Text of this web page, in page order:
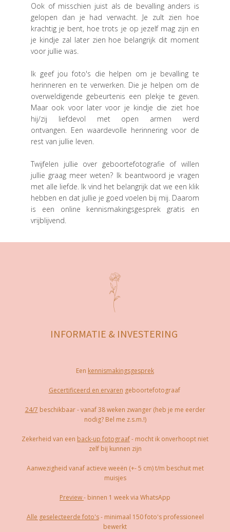
Ook of misschien juist als de bevalling anders is
gelopen dan je had verwacht. Je zult zien hoe
krachtig je bent, hoe trots je op jezelf mag zijn en
je kindje zal later zien hoe belangrijk dit moment
voor jullie was.
Ik geef jou foto's die helpen om je bevalling te
herinneren en te verwerken. Die je helpen om de
overweldigende gebeurtenis een plekje te geven.
Maar ook voor later voor je kindje die ziet hoe
hij/zij liefdevol met open armen werd
ontvangen. Een waardevolle herinnering voor de
rest van jullie leven.
Twijfelen jullie over geboortefotografie of willen
jullie graag meer weten? Ik beantwoord je vragen
met alle liefde. Ik vind het belangrijk dat we een klik
hebben en dat jullie je goed voelen bij mij. Daarom
is een online kennismakingsgesprek gratis en
vrijblijvend.
INFORMATIE & INVESTERING
Een kennismakingsgesprek
Gecertificeerd en ervaren geboortefotograaf
24/7 beschikbaar - vanaf 38 weken zwanger (heb je me eerder
nodig? Bel me z.s.m.!)
Zekerheid van een back-up fotograaf- mocht ik onverhoopt niet
zelf bij kunnen zijn
Aanwezigheid vanaf actieve weeën (+- 5 cm) t/m beschuit met
muisjes
Preview- binnen 1 week via WhatsApp
Alle geselecteerde foto's- minimaal 150 foto's professioneel
bewerkt